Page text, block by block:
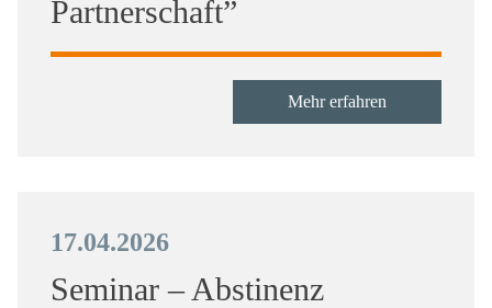
Partnerschaft”
Mehr erfahren
17.04.2026
Seminar – Abstinenz